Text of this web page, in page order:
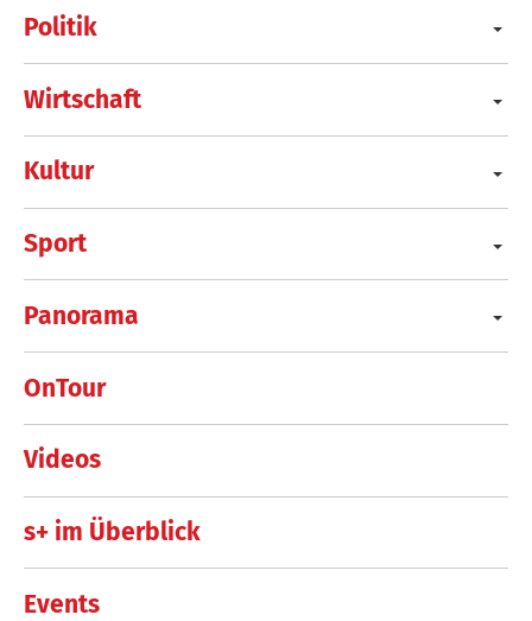
Politik
Wirtschaft
Kultur
Sport
Panorama
OnTour
Videos
s+ im Überblick
Events